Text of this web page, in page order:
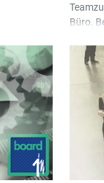
Büro.
Team